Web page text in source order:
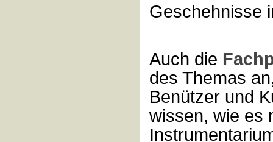
Geschehnisse
Auch die
des Themas
Benützer und
wissen, wie es